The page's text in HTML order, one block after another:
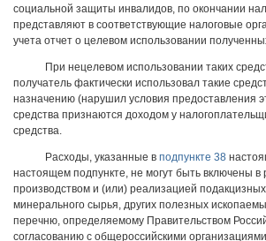
социальной защиты инвалидов, по окончании
представляют в соответствующие налоговые
учета отчет о целевом использовании
При нецелевом использовании таких
получатель фактически использовал такие
назначению (нарушил условия предоставления
средства признаются доходом у
средства.
Расходы, указанные в подпункте 38
настоящем подпункте, не могут быть включены в
производством и (или) реализацией
минерального сырья, других полезных
перечню, определяемому Правительством
согласованию с общероссийскими